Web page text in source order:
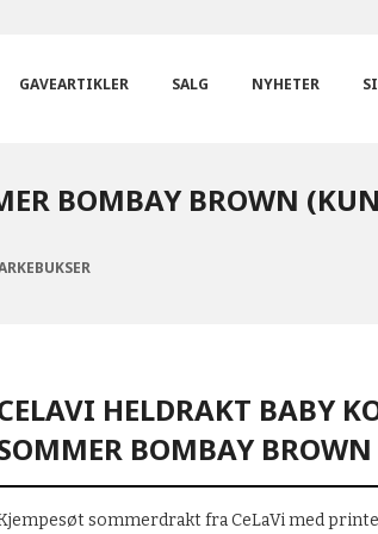
GAVEARTIKLER SALG NYHETER
BOMBAY BROWN
HELDRAKT BABY
BOMBAY
sommerdrakt fra CeLaVi med